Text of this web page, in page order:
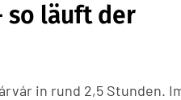
so läuft der
in rund 2,5 Stunden.